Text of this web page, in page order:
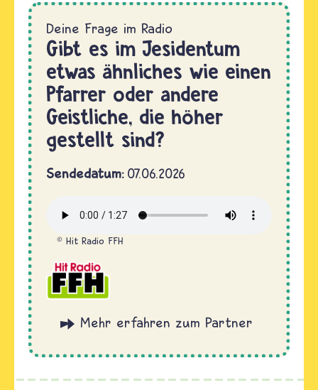
Gibt es im Jesidentum
etwas ähnliches wie einen
Pfarrer oder andere
Geistliche, die höher
gestellt sind?
Sendedatum 07.06.2026
Hit Radio FFH